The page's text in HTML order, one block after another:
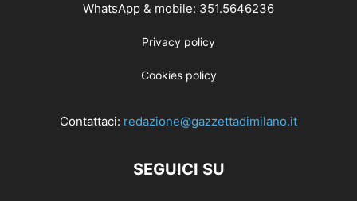
WhatsApp & mobile: 351.5646236
Privacy policy
Cookies policy
Contattaci: redazione@gazzettadimilano.it
SEGUICI SU